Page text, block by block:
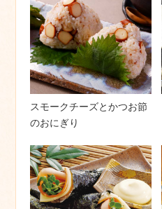
スモークチーズとかつお節
のおにぎり